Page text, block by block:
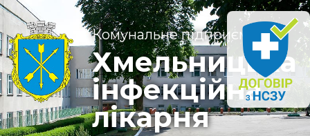
Комунальне підприємство
Хмельницька
інфекційна
лікарня